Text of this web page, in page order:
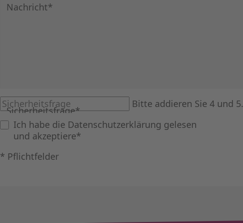
Pflichtfeld
Nachricht*
Bitte addieren Sie 4 und 5.
Sicherheitsfrage*
Ich habe die Datenschutzerklärung gelesen
und akzeptiere*
* Pflichtfelder